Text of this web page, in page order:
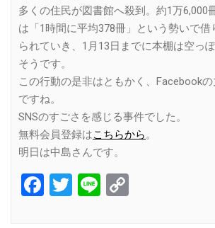
多くの住民が図書館へ殺到。約1万6,000
は「1時間に平均378冊」という勢いで借
られていき、1月13日までに本棚は空っ
そうです。
この行動の是非はともかく、Facebook
ですね。
SNSのすごさを感じる事件でした。
無料会員登録はこちらから。
明日は中島さんです。
Facebook
Twitter
Line